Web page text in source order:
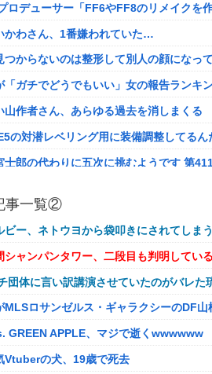
ロデューサー「FF6やFF8のリメイクを
かわさん、1番嫌われていた…
つからないのは整形して別人の顔になっ
「ガチでどうでもいい」女の報告ラン
山作者さん、あらゆる過去を消しまくる
の対潜レベリング用に装備調整してるん
士郎の代わりに五次に挑むようです 第
日本を死守するぞ！」 日本の消防署を訪
「転勤とか無理」→企業、ついに制度を
グと知った途端、女性社員を無視＆最低
ることにｗｗ←人として最低限の倫理観
キリオタク3人組にイヤホン抜かれて「
車両へ逃走…20代にもなって群れてイキ
に毎日暴言電話をかけてくるトメ！声
結果←声優スキルの無駄遣いが最高すぎる
事一覧②
ビー、ネトウヨから袋叩きにされてしま
シャンパンタワー、二段目も判明してい
団体に言い訳講演させていたのがバレ
MLSロサンゼルス・ギャラクシーのDF
GREEN APPLE、マジで逝くwwwwww
Vtuberの犬、19歳で死去